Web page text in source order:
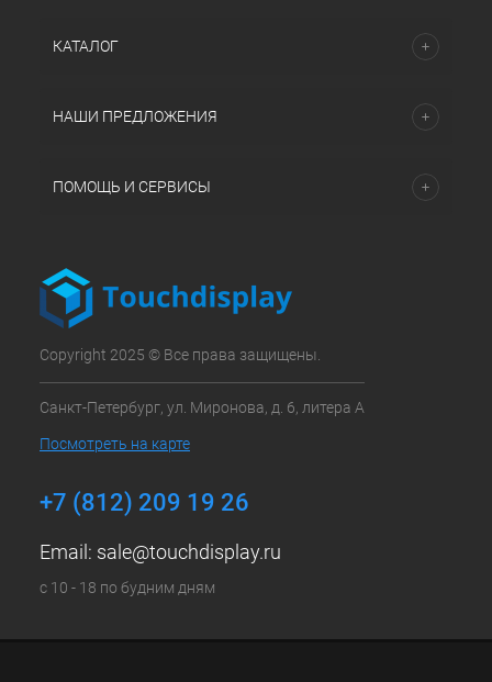
КАТАЛОГ
НАШИ ПРЕДЛОЖЕНИЯ
ПОМОЩЬ И СЕРВИСЫ
Copyright 2025 © Все права защищены.
Санкт-Петербург, ул. Миронова, д. 6, литера А
Посмотреть на карте
+7 (812) 209 19 26
Email: sale@touchdisplay.ru
с 10 - 18 по будним дням